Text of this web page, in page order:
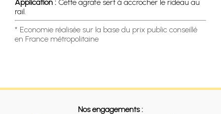
Application : Cette agrafe sert à accrocher le rideau au
rail.
* Economie réalisée sur la base du prix public conseillé
en France métropolitaine
Nos engagements :